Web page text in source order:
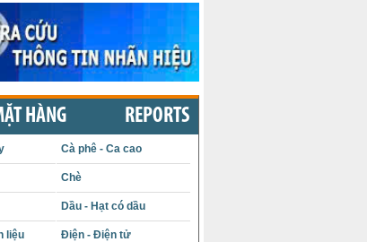
HÀNG REPORTS
Cà phê - Ca cao
Chè
Dầu - Hạt có dầu
liệu Điện - Điện tử